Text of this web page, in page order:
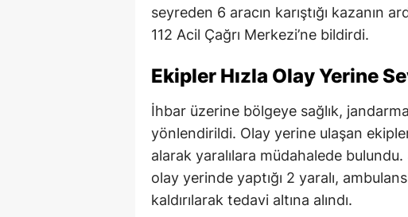
seyreden 6 aracın karıştığı kazanın
112 Acil Çağrı Merkezi’ne bildirdi.
Ekipler Hızla Olay Yerine
İhbar üzerine bölgeye sağlık,
yönlendirildi. Olay yerine ulaşan
alarak yaralılara müdahalede
olay yerinde yaptığı 2 yaralı,
kaldırılarak tedavi altına alındı.